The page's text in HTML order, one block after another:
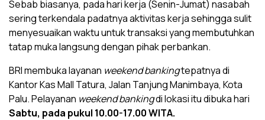
Sebab biasanya, pada hari kerja (Senin-Jumat) nasabah
sering terkendala padatnya aktivitas kerja sehingga sulit
menyesuaikan waktu untuk transaksi yang membutuhkan
tatap muka langsung dengan pihak perbankan.
BRI membuka layanan weekend bankingtepatnya di
Kantor Kas Mall Tatura, Jalan Tanjung Manimbaya, Kota
Palu. Pelayanan weekend bankingdi lokasi itu dibuka hari
Sabtu, pada pukul 10.00-17.00 WITA.